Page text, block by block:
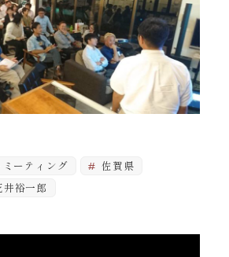
ーティング
佐賀県
井裕一郎